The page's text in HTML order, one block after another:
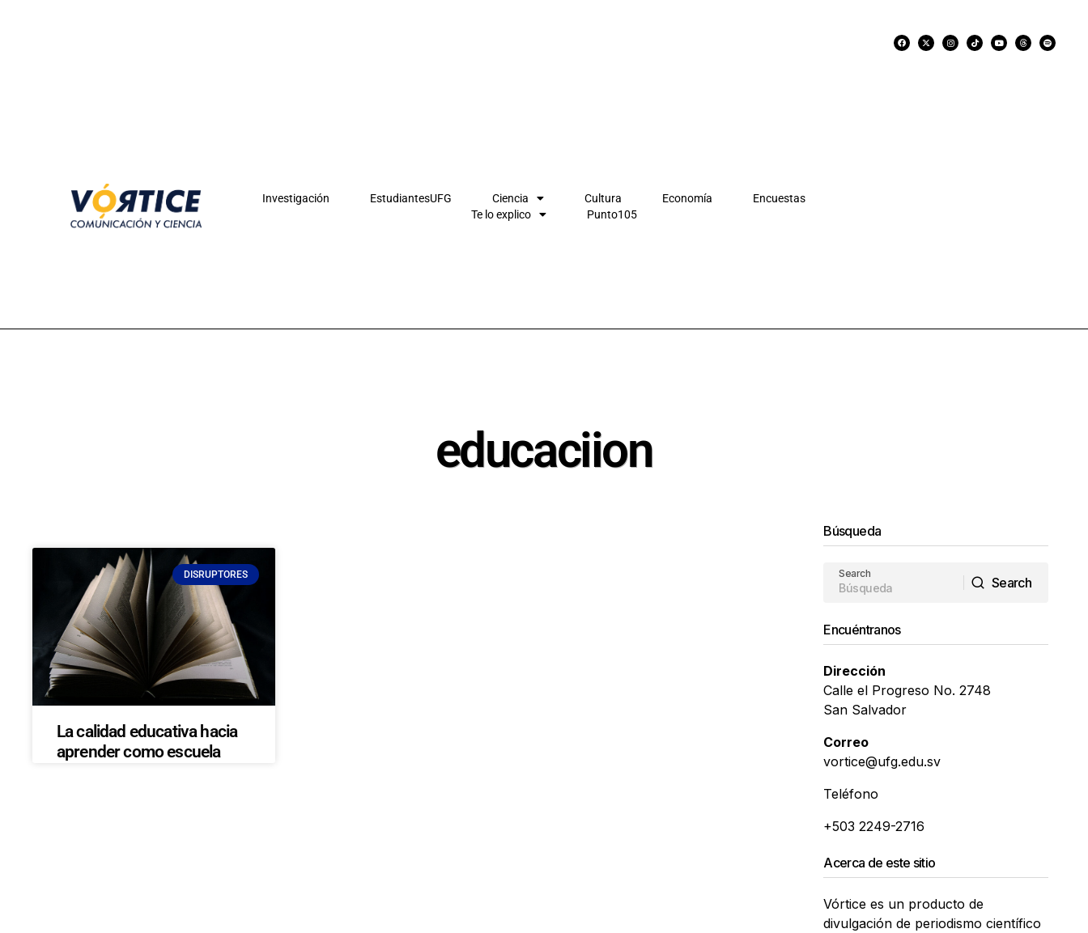
Investigación EstudiantesUFG Ciencia Cultura Economía
Encuestas
Te lo explico
Punto105
educaciion
DISRUPTORES
La calidad educativa hacia
aprender como escuela
Búsqueda
Search
Search
Encuéntranos
Dirección
Calle el Progreso No. 2748
San Salvador
Correo
vortice@ufg.edu.sv
Teléfono
+503 2249-2716
Acerca de este sitio
Vórtice es un producto de
divulgación de periodismo científico